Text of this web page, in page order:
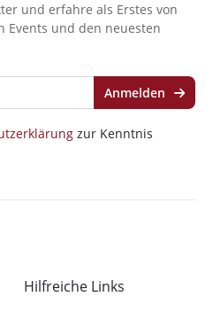
Anmelden
Hilfreiche Links
und erfahre als Erstes von
Events und den neuesten
zur Kenntnis
Anmelden